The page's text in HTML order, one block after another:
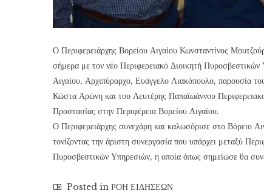
Ο Περιφερειάρχης Βορείου Αιγαίου Κωνσταντίνος
σήμερα με τον νέο Περιφερειακό Διοικητή
Αιγαίου, Αρχιπύραρχο, Ευάγγελο Λιακόπουλο, παρουσία
Κώστα Αρώνη και του Λευτέρης Παπαϊωάννου
Προστασίας στην Περιφέρεια Βορείου Αιγαίου.
Ο Περιφερειάρχης συνεχάρη και καλωσόρισε στο Βόρειο
τονίζοντας την άριστη συνεργασία που υπάρχει μεταξύ
Πυροσβεστικών Υπηρεσιών, η οποία όπως σημείωσε θα
Posted in ΡΟΗ ΕΙΔΗΣΕΩΝ